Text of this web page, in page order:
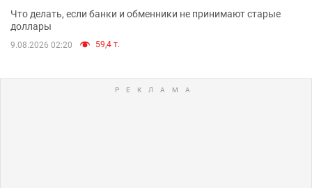
Что делать, если банки и обменники не принимают старые
доллары
9.08.2026 02:20 59,4 т.